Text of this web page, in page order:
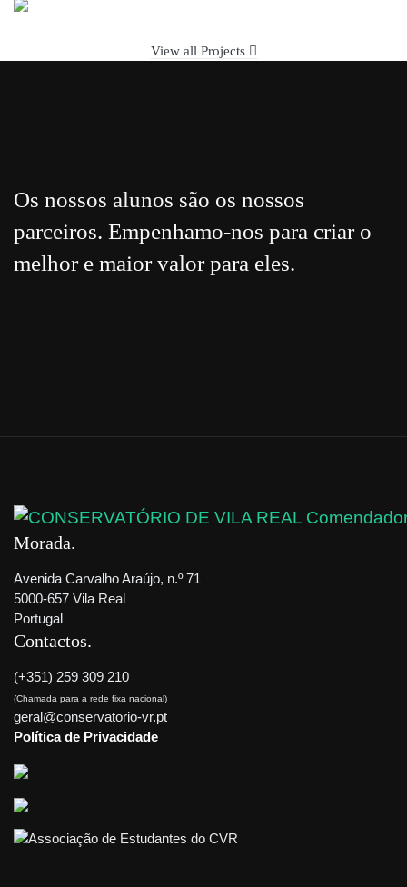
View all Projects
Os nossos alunos são os nossos
parceiros. Empenhamo-nos para criar o
melhor e maior valor para eles.
Morada
Avenida Carvalho Araújo, n.º 71
5000-657 Vila Real
Portugal
Contactos
(+351) 259 309 210
(Chamada para a rede fixa nacional)
geral@conservatorio-vr.pt
Política de Privacidade